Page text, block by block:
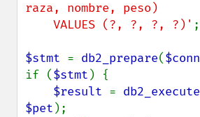
raza, nombre, peso)
    VALUES (?, ?, ?, ?)'
;
$stmt = db2_prepare($conn
if ($stmt ) {
$result = db2_execute
$pet );